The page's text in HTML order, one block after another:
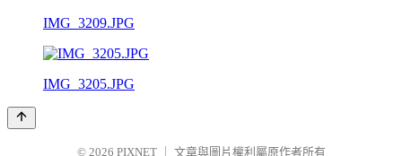
IMG_3209.JPG
IMG_3205.JPG
© 2026 PIXNET 文章與圖片權利屬原作者所有